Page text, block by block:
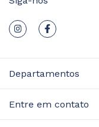
Departamentos
Entre em contato